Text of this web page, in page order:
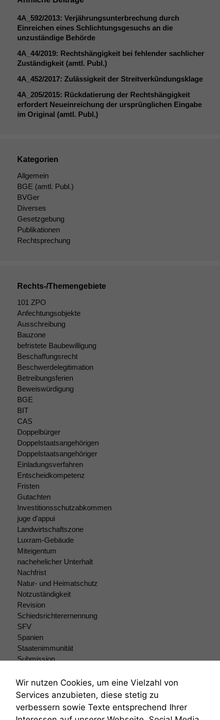
4A_592/2013: Verjährungsunterbrechung durch
Einreichen eines Schlichtungsgesuchs an die
unzuständige Behörde
4A_44/2019: Rechtshängigkeit bei fehlender sachlicher
Zuständigkeit (amtl. Publ.)
4A_452/2017: Zulässigkeit der Streitverkündungsklage
4A_205/2015: Rückdatierung der Rechtshängigkeit
erfordert Neueinreichung der ursprünglichen Eingabe
im Original (amtl. Publ.)
Kategorien
Allgemein
BGE (amtl. Publ.)
BVGer
Diverses
Gesetzgebung
Publikationen
Rechtsprechung
Rechts-/Themengebiete
101 ZPO
Anfechtungsobjekte
Ausschreibung
Bauzone
befristete Baubewilligung
Beschaffungsrecht
Beschwerdelegitimation
Betreibungsferien
Beweiswürdigung
BGE
BIT
CAS
Doppelbürger
Doppelstaatsangehörigen
Doppelstaatsangehöriger
Einladungsverfahren
Entscheidkompetenz
Fristen
Gutachten
Investitionsschutzabkommen
juge d'appui
Landwirtschaftszone
Luxram-Gebäude
Miteigentum
nachehelicher Unterhalt
Nachfrist
Natur- und Heimatschutz
Notzuständigkeit
Revision
Schiedsrichterernennung
SFV
Spanien
Staatenimmunität
Submission
Teilungsklage
Venezuela
VRK
Wiederherstellungsanordnung
Wir nutzen Cookies, um eine Vielzahl von
Services anzubieten, diese stetig zu
verbessern sowie Texte entsprechend Ihrer